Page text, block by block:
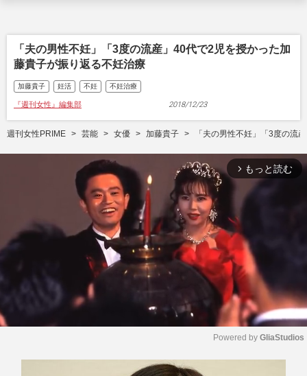
「夫の男性不妊」「3度の流産」40代で2児を授かった加
藤貴子が振り返る不妊治療
加藤貴子 妊活 不妊 不妊治療
『週刊女性』編集部 2018/12/23
週刊女性PRIME 芸能 女優 加藤貴子 「夫の男性不妊」「3度の流
arrow_forward_ios もっと読む
Powered by GliaStudios